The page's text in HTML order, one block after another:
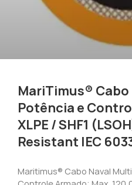
MariTimus®
Potência e
XLPE / SHF1
Resistant IEC
Maritimus® Cabo Naval